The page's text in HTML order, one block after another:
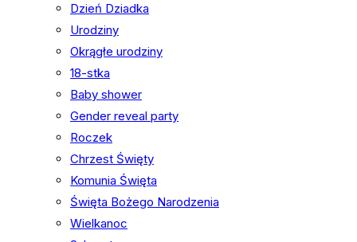
Dzień Dziadka
Urodziny
Okrągłe urodziny
18-stka
Baby shower
Gender reveal party
Roczek
Chrzest Święty
Komunia Święta
Święta Bożego Narodzenia
Wielkanoc